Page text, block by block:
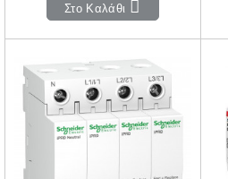
Στο Καλάθι